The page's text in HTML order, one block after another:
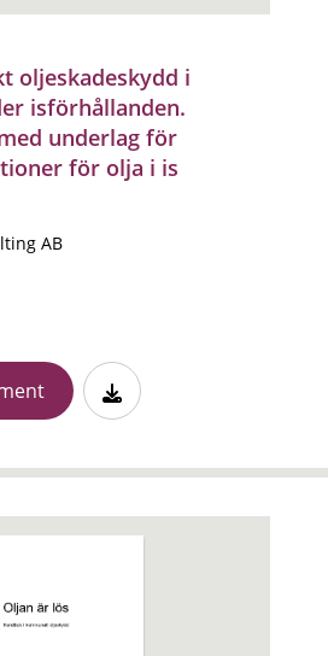
oljeskadeskydd i
isförhållanden.
underlag för
för olja i is
AB